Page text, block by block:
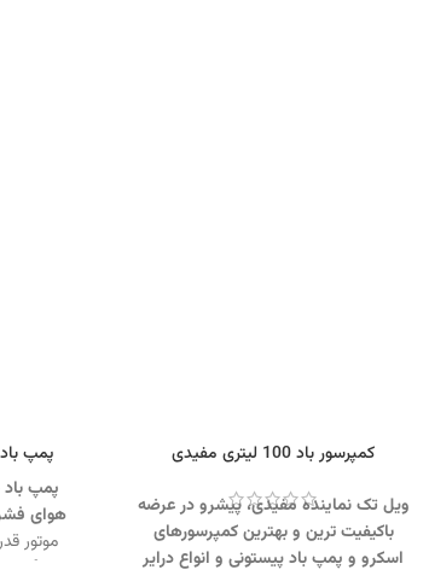
کمپرسور باد 100 لیتری مفیدی
ویل تک نماینده مفیدی، پیشرو در عرضه
باکیفیت ترین و بهترین کمپرسورهای
اسکرو و پمپ باد پیستونی و انواع درایر
پمپ باد 350 لیتری ایتالیایی
پمپ باد ۳۵۰ لیتری مفیدی،
هوای
موتور